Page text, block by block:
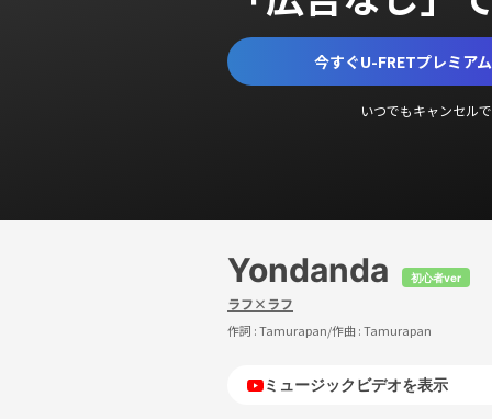
今すぐU-FRETプレミア
いつでもキャンセル
Yondanda 初心者ver
ラフ×ラフ
作詞 :Tamurapan/作曲 :Tamurapan
ミュージックビデオを表示